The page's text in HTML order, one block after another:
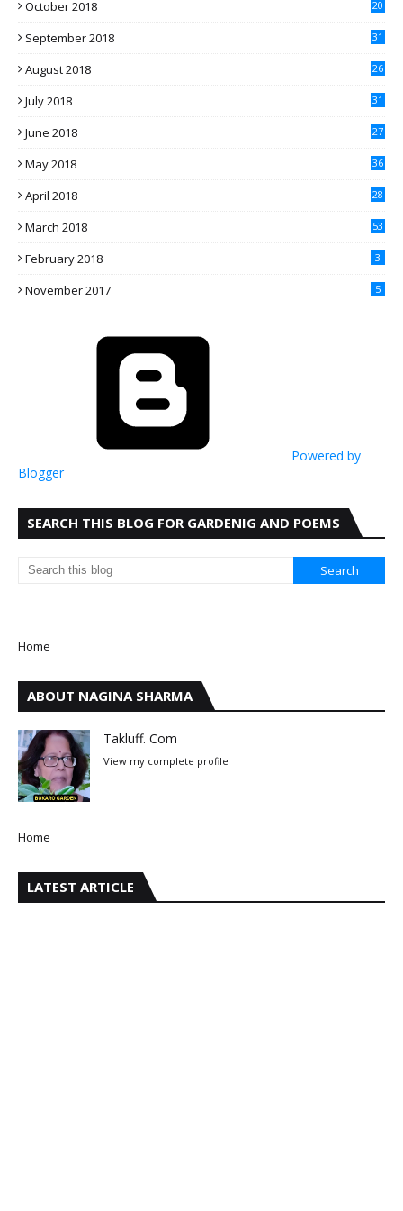
October 2018 20
September 2018 31
August 2018 26
July 2018 31
June 2018 27
May 2018 36
April 2018 28
March 2018 53
February 2018 3
November 2017 5
Powered by
Blogger
SEARCH THIS BLOG FOR GARDENIG AND POEMS
Home
ABOUT NAGINA SHARMA
Takluff. Com
View my complete profile
Home
LATEST ARTICLE